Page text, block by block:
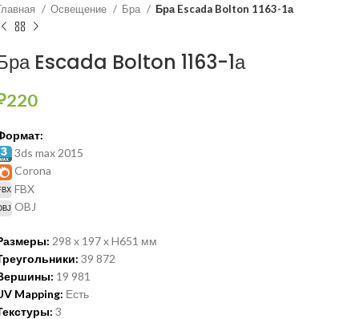
Освещение Бра Бра Escada Bolton 1163-1а
Escada Bolton 1163-1а
220
3ds max 2015
Corona
FBX
OBJ
298 x 197 x H651 мм
39 872
19 981
Mapping: Есть
3